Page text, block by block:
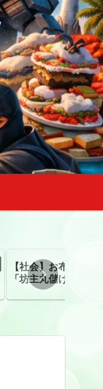
【社会】お布施、戒
「坊主丸儲け」は
ほとんどが年収３０
下「地方の寺の僧侶